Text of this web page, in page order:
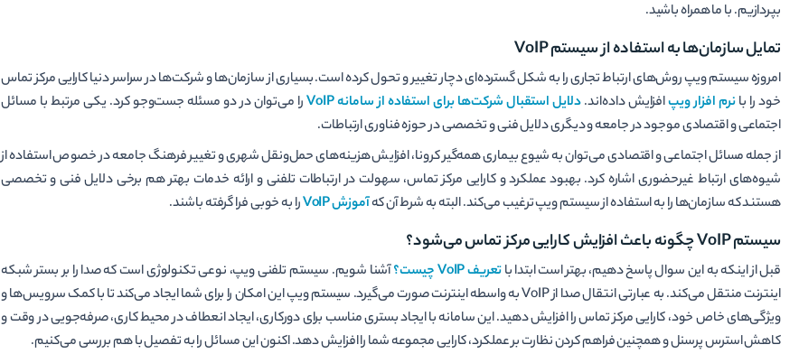
بپردازیم. با ما همراه باشید.
تمایل سازمان‌ها به استفاده از سیستم VoIP
امروزه سیستم ویپ روش‌های ارتباط تجاری را به شکل گسترده‌ای دچار تغییر و تحول کرده است. بسیاری از سازمان‌ها و شرکت‌ها در سراسر دنیا کارایی مرکز تماس
خود را بانرم افزار ویپافزایش داده‌اند.دلایل استقبال شرکت‌ها برای استفاده از سامانه VoIP
را می‌توان در دو مسئله جست‌و‌جو کرد. یکی مرتبط با مسائل
اجتماعی و اقتصادی موجود در جامعه و دیگری دلایل فنی و تخصصی در حوزه فناوری ارتباطات.
از جمله مسائل اجتماعی و اقتصادی می‌توان به شیوع بیماری همه‌گیر کرونا، افزایش هزینه‌های حمل‌ونقل شهری و تغییر فرهنگ جامعه در خصوص استفاده از
شیوه‌های ارتباط غیرحضوری اشاره کرد. بهبود عملکرد و کارایی مرکز تماس، سهولت در ارتباطات تلفنی و ارائه خدمات بهتر هم برخی دلایل فنی و تخصصی
هستند که سازمان‌ها را به استفاده از سیستم ویپ ترغیب می‌کند. البته به شرط آن کهآموزش‌ VoIP را به خوبی فرا گرفته باشند.
سیستم VoIP چگونه باعث افزایش کارایی مرکز تماس می‌شود؟
قبل از اینکه به این سوال پاسخ دهیم، بهتر است ابتدا باتعریف VoIP چیست؟
آشنا شویم. سیستم تلفنی ویپ، نوعی تکنولوژی است که صدا را بر بستر شبکه
اینترنت منتقل می‌کند. به عبارتی انتقال صدا از VoIP به واسطه اینترنت صورت می‌گیرد. سیستم ویپ این امکان را برای شما ایجاد می‌کند تا با کمک سرویس‌ها و
ویژگی‌های خاص خود، کارایی مرکز تماس را افزایش دهید. این سامانه با ایجاد بستری مناسب برای دورکاری، ایجاد انعطاف در محیط کاری، صرفه‌جویی در وقت و
کاهش استرس پرسنل و همچنین فراهم کردن نظارت بر عملکرد، کارایی مجموعه شما را افزایش دهد. اکنون این مسائل را به تفصیل با هم بررسی می‌کنیم.